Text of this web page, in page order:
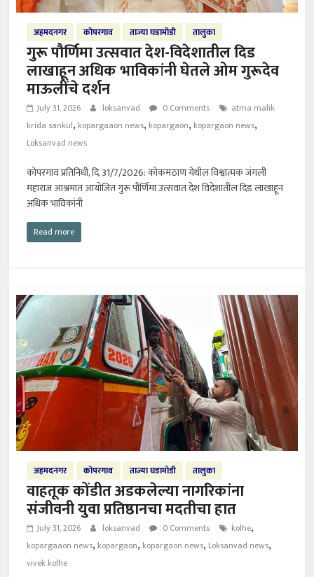
अहमदनगर कोपरगाव ताज्या घडामोडी तालुका
गुरू पौर्णिमा उत्सवात देश-विदेशातील दिड
लाखाहून अधिक भाविकांनी घेतले ओम गुरूदेव
माऊलींचे दर्शन
July 31, 2026 loksanvad 0 Comments
atma malik
krida sankul, kopargaaon news, kopargaon, kopargaon news,
Loksanvad news
कोपरगाव प्रतिनिधी, दि. 31/7/2026: कोकमठाण येथील विश्वात्मक जंगली
महाराज आश्रमात आयोजित गुरू पौर्णिमा उत्सवात देश विदेशातील दिड लाखाहून
अधिक भाविकांनी
Read more
अहमदनगर कोपरगाव ताज्या घडामोडी तालुका
वाहतूक कोंडीत अडकलेल्या नागरिकांना
संजीवनी युवा प्रतिष्ठानचा मदतीचा हात
July 31, 2026 loksanvad 0 Comments kolhe,
kopargaaon news, kopargaon, kopargaon news, Loksanvad news,
vivek kolhe